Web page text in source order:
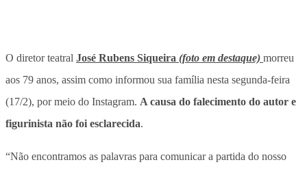
O diretor teatral José Rubens Siqueira (foto em destaque) morreu
aos 79 anos, assim como informou sua família nesta segunda-feira
(17/2), por meio do Instagram. A causa do falecimento do autor e
figurinista não foi esclarecida.
“Não encontramos as palavras para comunicar a partida do nosso